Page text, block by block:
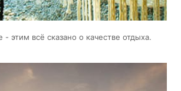
- этим всё сказано о качестве отдыха.